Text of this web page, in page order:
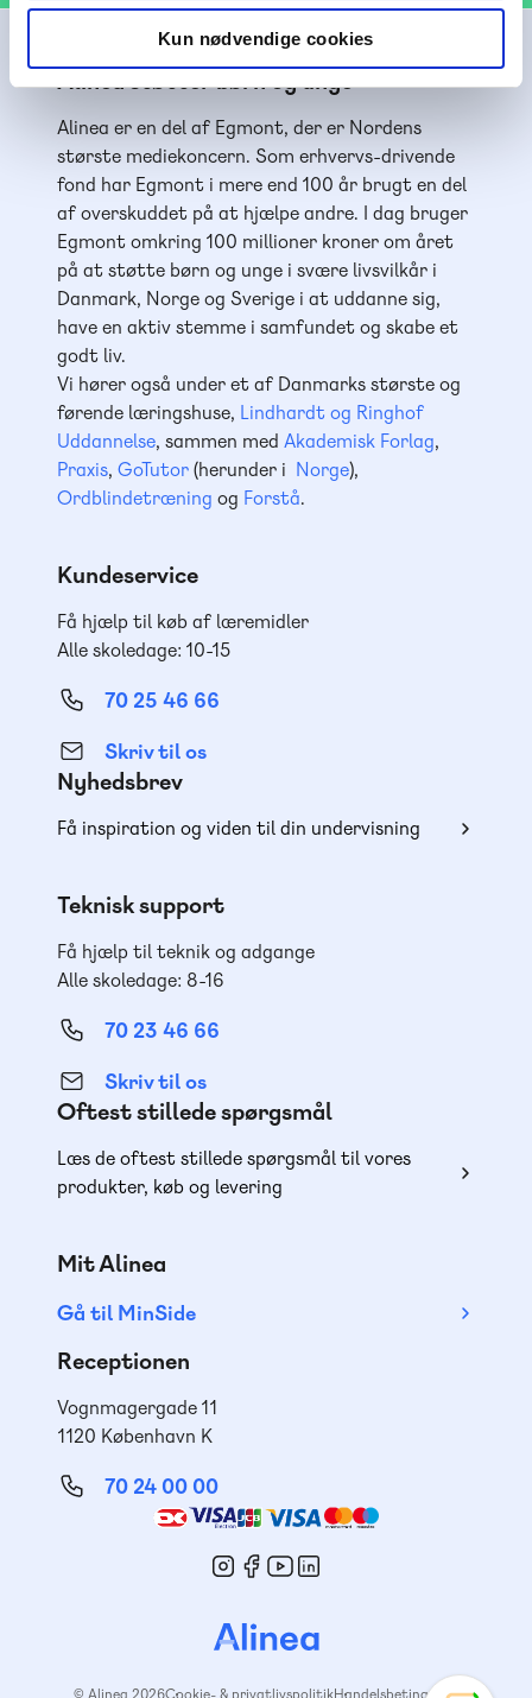
Kun nødvendige cookies
Alinea støtter børn og unge
Alinea er en del af Egmont, der er Nordens
største mediekoncern. Som erhvervs-drivende
fond har Egmont i mere end 100 år brugt en del
af overskuddet på at hjælpe andre. I dag bruger
Egmont omkring 100 millioner kroner om året
på at støtte børn og unge i svære livsvilkår i
Danmark, Norge og Sverige i at uddanne sig,
have en aktiv stemme i samfundet og skabe et
godt liv.
Vi hører også under et af Danmarks største og
førende læringshuse, Lindhardt og Ringhof
Uddannelse, sammen med Akademisk Forlag,
Praxis, GoTutor(herunder i Norge),
Ordblindetræning og Forstå.
Kundeservice
Få hjælp til køb af læremidler
Alle skoledage: 10-15
70 25 46 66
Skriv til os
Nyhedsbrev
Få inspiration og viden til din undervisning
Teknisk support
Få hjælp til teknik og adgange
Alle skoledage: 8-16
70 23 46 66
Skriv til os
Oftest stillede spørgsmål
Læs de oftest stillede spørgsmål til vores
produkter, køb og levering
Mit Alinea
Gå til MinSide
Receptionen
Vognmagergade 11
1120 København K
70 24 00 00